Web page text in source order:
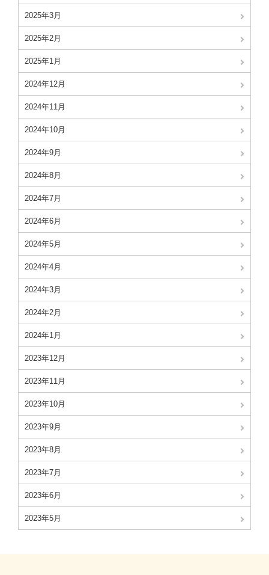
2025年3月
2025年2月
2025年1月
2024年12月
2024年11月
2024年10月
2024年9月
2024年8月
2024年7月
2024年6月
2024年5月
2024年4月
2024年3月
2024年2月
2024年1月
2023年12月
2023年11月
2023年10月
2023年9月
2023年8月
2023年7月
2023年6月
2023年5月